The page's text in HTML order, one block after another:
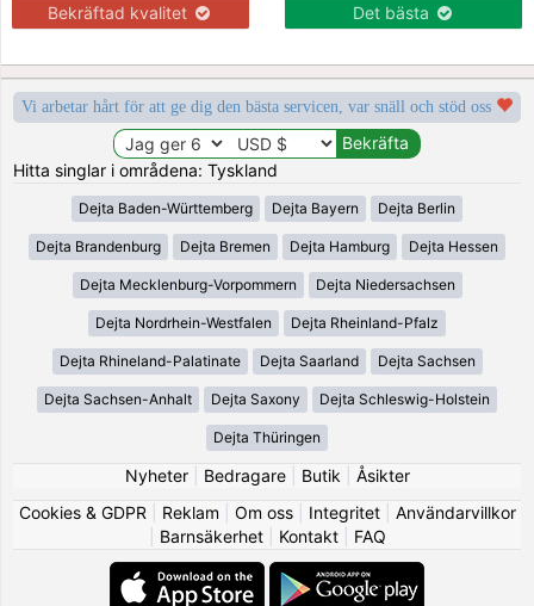
Bekräftad kvalitet Det bästa
Vi arbetar hårt för att ge dig den bästa servicen, var snäll och stöd oss
Hitta singlar i områdena: Tyskland
Dejta Baden-Württemberg Dejta Bayern Dejta Berlin
Dejta Brandenburg Dejta Bremen Dejta Hamburg Dejta Hessen
Dejta Mecklenburg-Vorpommern Dejta Niedersachsen
Dejta Nordrhein-Westfalen Dejta Rheinland-Pfalz
Dejta Rhineland-Palatinate Dejta Saarland Dejta Sachsen
Dejta Sachsen-Anhalt Dejta Saxony Dejta Schleswig-Holstein
Dejta Thüringen
Nyheter| Bedragare| Butik
Åsikter
Cookies & GDPR
Reklam Om oss| Integritet| Användarvillkor
Barnsäkerhet| Kontakt| FAQ